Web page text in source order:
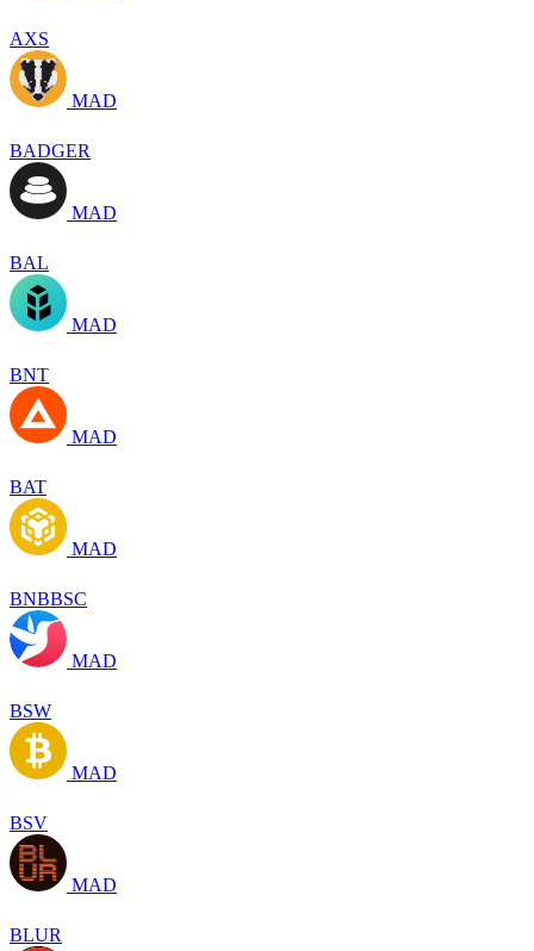
AXS
MAD
BADGER
MAD
BAL
MAD
BNT
MAD
BAT
MAD
BNBBSC
MAD
BSW
MAD
BSV
MAD
BLUR